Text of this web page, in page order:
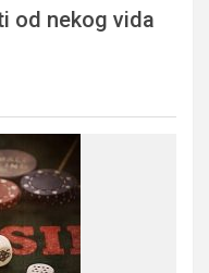
od nekog vida